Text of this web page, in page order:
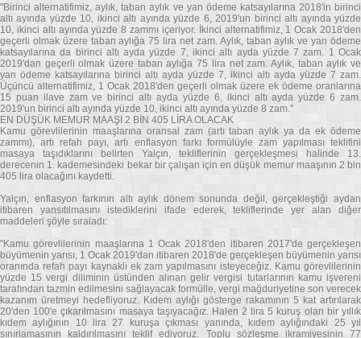
"Birinci alternatifimiz, aylık, taban aylık ve yan ödeme katsayılarına 2018'in birinci
altı ayında yüzde 10, ikinci altı ayında yüzde 6, 2019'un birinci altı ayında yüzde
10, ikinci altı ayında yüzde 8 zammı içeriyor. İkinci alternatifimiz, 1 Ocak 2018'den
geçerli olmak üzere taban aylığa 75 lira net zam. Aylık, taban aylık ve yan ödeme
katsayılarına da birinci altı ayda yüzde 7, ikinci altı ayda yüzde 7 zam. 1 Ocak
2019'dan geçerli olmak üzere taban aylığa 75 lira net zam. Aylık, taban aylık ve
yan ödeme katsayılarına birinci altı ayda yüzde 7, ikinci altı ayda yüzde 7 zam.
Üçüncü alternatifimiz, 1 Ocak 2018'den geçerli olmak üzere ek ödeme oranlarına
15 puan ilave zam ve birinci altı ayda yüzde 6, ikinci altı ayda yüzde 6 zam.
2019'un birinci altı ayında yüzde 10, ikinci altı ayında yüzde 8 zam."
EN DÜŞÜK MEMUR MAAŞI 2 BİN 405 LİRA OLACAK
Kamu görevlilerinin maaşlarına oransal zam (artı taban aylık ya da ek ödeme
zammı), artı refah payı, artı enflasyon farkı formülüyle zam yapılması teklifini
masaya taşıdıklarını belirten Yalçın, tekliflerinin gerçekleşmesi halinde 13.
derecenin 1. kademesindeki bekar bir çalışan için en düşük memur maaşının 2 bin
405 lira olacağını kaydetti.
Yalçın, enflasyon farkının altı aylık dönem sonunda değil, gerçekleştiği aydan
itibaren yansıtılmasını istediklerini ifade ederek, tekliflerinde yer alan diğer
maddeleri şöyle sıraladı:
"Kamu görevlilerinin maaşlarına 1 Ocak 2018'den itibaren 2017'de gerçekleşen
büyümenin yarısı, 1 Ocak 2019'dan itibaren 2018'de gerçekleşen büyümenin yarısı
oranında refah payı kaynaklı ek zam yapılmasını isteyeceğiz. Kamu görevlilerinin
yüzde 15 vergi diliminin üstünden alınan gelir vergisi tutarlarının kamu işvereni
tarafından tazmin edilmesini sağlayacak formülle, vergi mağduriyetine son verecek
kazanım üretmeyi hedefliyoruz. Kıdem aylığı gösterge rakamının 5 kat artırılarak
20'den 100'e çıkarılmasını masaya taşıyacağız. Halen 2 lira 5 kuruş olan bir yıllık
kıdem aylığının 10 lira 27 kuruşa çıkması yanında, kıdem aylığındaki 25 yıl
sınırlamasının kaldırılmasını teklif ediyoruz. Toplu sözleşme ikramiyesinin 77